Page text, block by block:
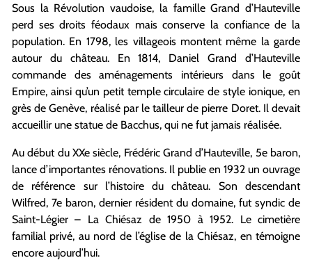
Sous la Révolution vaudoise, la famille Grand d’Hauteville
perd ses droits féodaux mais conserve la confiance de la
population. En 1798, les villageois montent même la garde
autour du château. En 1814, Daniel Grand d’Hauteville
commande des aménagements intérieurs dans le goût
Empire, ainsi qu’un petit temple circulaire de style ionique, en
grès de Genève, réalisé par le tailleur de pierre Doret. Il devait
accueillir une statue de Bacchus, qui ne fut jamais réalisée.
Au début du XXe siècle, Frédéric Grand d’Hauteville, 5e baron,
lance d’importantes rénovations. Il publie en 1932 un ouvrage
de référence sur l’histoire du château. Son descendant
Wilfred, 7e baron, dernier résident du domaine, fut syndic de
Saint-Légier – La Chiésaz de 1950 à 1952. Le cimetière
familial privé, au nord de l’église de la Chiésaz, en témoigne
encore aujourd’hui.